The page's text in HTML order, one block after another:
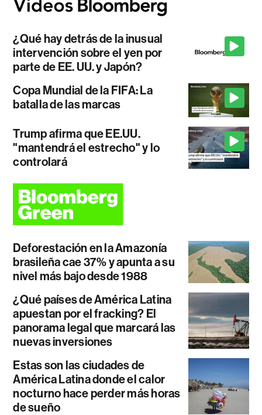
¿Qué hay detrás de la inusual
intervención sobre el yen por
parte de EE. UU. y Japón?
Copa Mundial de la FIFA: La
batalla de las marcas
Trump afirma que EE.UU.
"mantendrá el estrecho" y lo
controlará
Deforestación en la Amazonía
brasileña cae 37% y apunta a su
nivel más bajo desde 1988
¿Qué países de América Latina
apuestan por el fracking? El
panorama legal que marcará las
nuevas inversiones
Estas son las ciudades de
América Latina donde el calor
nocturno hace perder más horas
de sueño